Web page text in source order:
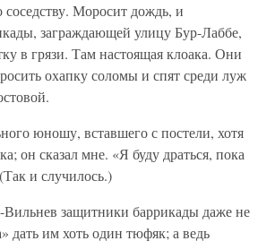
соседству. Моросит дождь, и
заграждающей улицу Бур-Лаббе,
в грязи. Там настоящая клоака. Они
охапку соломы и спят среди луж
юношу, вставшего с постели, хотя
он сказал мне. «Я буду драться, пока
и случилось.)
защитники баррикады даже не
дать им хоть один тюфяк; а ведь